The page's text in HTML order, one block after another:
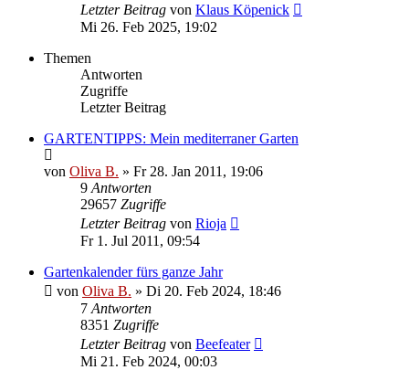
Letzter Beitrag von Klaus Köpenick
Mi 26. Feb 2025, 19:02
Themen
Antworten
Zugriffe
Letzter Beitrag
GARTENTIPPS: Mein mediterraner Garten
von Oliva B. » Fr 28. Jan 2011, 19:06
9 Antworten
29657 Zugriffe
Letzter Beitrag von Rioja
Fr 1. Jul 2011, 09:54
Gartenkalender fürs ganze Jahr
von Oliva B. » Di 20. Feb 2024, 18:46
7 Antworten
8351 Zugriffe
Letzter Beitrag von Beefeater
Mi 21. Feb 2024, 00:03